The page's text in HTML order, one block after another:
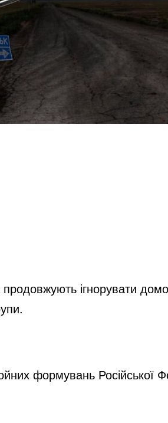
продовжують ігнорувати
формувань Російської